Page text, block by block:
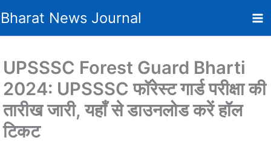
to
content
Bharat News Journal
UPSSSC Forest Guard Bharti
2024: UPSSSC फाॅरेस्ट गार्ड परीक्षा की
तारीख जारी, यहाँ से डाउनलोड करें हॉल
टिकट